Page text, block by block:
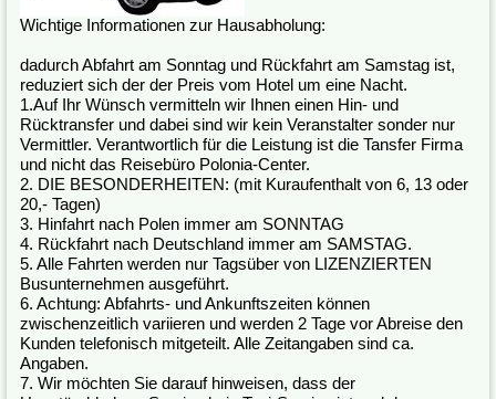
Wichtige Informationen zur Hausabholung:
dadurch Abfahrt am Sonntag und Rückfahrt am Samstag ist,
reduziert sich der der Preis vom Hotel um eine Nacht.
1.Auf Ihr Wünsch vermitteln wir Ihnen einen Hin- und
Rücktransfer und dabei sind wir kein Veranstalter sonder nur
Vermittler. Verantwortlich für die Leistung ist die Tansfer Firma
und nicht das Reisebüro Polonia-Center.
2. DIE BESONDERHEITEN: (mit Kuraufenthalt von 6, 13 oder
20,- Tagen)
3. Hinfahrt nach Polen immer am SONNTAG
4. Rückfahrt nach Deutschland immer am SAMSTAG.
5. Alle Fahrten werden nur Tagsüber von LIZENZIERTEN
Busunternehmen ausgeführt.
6. Achtung: Abfahrts- und Ankunftszeiten können
zwischenzeitlich variieren und werden 2 Tage vor Abreise den
Kunden telefonisch mitgeteilt. Alle Zeitangaben sind ca.
Angaben.
7. Wir möchten Sie darauf hinweisen, dass der